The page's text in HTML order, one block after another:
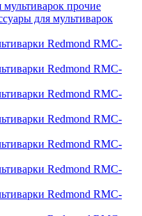
прочие
для мультиварок
Redmond RMC-
Redmond RMC-
Redmond RMC-
Redmond RMC-
Redmond RMC-
Redmond RMC-
Redmond RMC-